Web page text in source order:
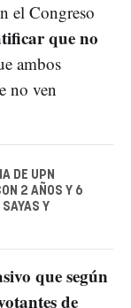
el Congreso
que no
ambos
no ven
DE UPN
2 AÑOS Y 6
Y
que según
de